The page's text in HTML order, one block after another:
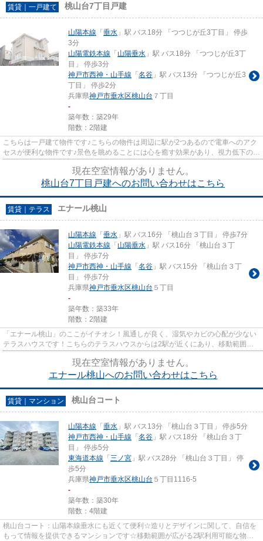
賃貸｜一戸建て 桃山台7丁目戸建
山陽本線 「 垂水 」駅 バス18分 「つつじが丘3丁目」 停歩
3分
山陽電鉄本線 「 山陽垂水 」駅 バス18分 「つつじが丘3丁
目」 停歩3分
神戸市西神・山手線 「 名谷 」駅 バス13分 「つつじが丘3
丁目」 停歩2分
兵庫県神戸市垂水区桃山台 ７丁目
-
築年数：築29年
階数：2階建
こちらは一戸建て物件です♪こちらの物件は周辺に駅が2つあるので電車へのアク
セスが便利な物件です♪景色を眺めることには心を癒す効果があり、視力低下の恐
現在空室情報がありません。
桃山台7丁目戸建へのお問い合わせはこちら
賃貸｜テラス エナール桃山
山陽本線 「 垂水 」駅 バス16分 「桃山台３丁目」 停歩7分
山陽電鉄本線 「 山陽垂水 」駅 バス16分 「桃山台３丁
目」 停歩7分
神戸市西神・山手線 「 名谷 」駅 バス15分 「桃山台３丁
目」 停歩7分
兵庫県神戸市垂水区桃山台 ５丁目
-
築年数：築33年
階数：2階建
「エナール桃山」のここがイチオシ！風通しが良く、湿気やカビの心配が少ない
テラスハウスです！こちらのテラスハウスからは2駅が近くにあり、移動範囲も
現在空室情報がありません。
エナール桃山へのお問い合わせはこちら
賃貸｜マンション 桃山台コート
山陽本線 「 垂水 」駅 バス13分 「桃山台３丁目」 停歩5分
神戸市西神・山手線 「 名谷 」駅 バス18分 「桃山台３丁
目」 停歩5分
東海道本線 「 三ノ宮 」駅 バス28分 「桃山台３丁目」 停
歩5分
兵庫県神戸市垂水区桃山台 ５丁目1116-5
-
築年数：築30年
階数：4階建
桃山台コート：山陽本線垂水にも近くて便利☆造りとデザインに関して、自信を
もって情報を提供できるマンションです☆移動範囲が広がる2駅利用可能な物件